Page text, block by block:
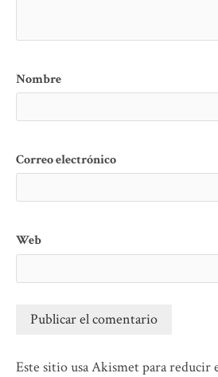
Nombre
Correo electrónico
Web
Este sitio usa Akismet para reducir